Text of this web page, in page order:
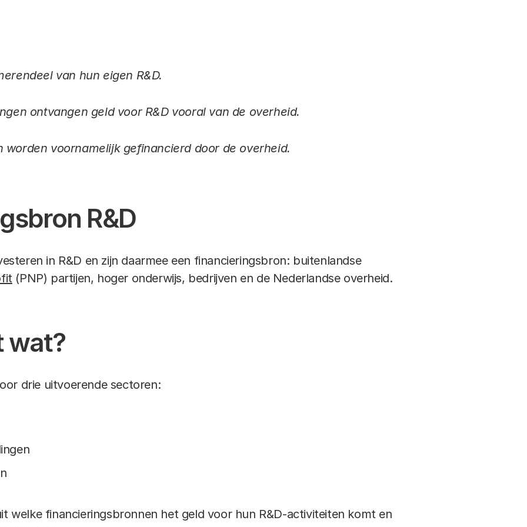
van hun eigen R&D.
ontvangen geld voor R&D vooral van de overheid.
worden voornamelijk gefinancierd door de overheid.
R&D
in R&D en zijn daarmee een financieringsbron: buitenlandse
(PNP) partijen, hoger onderwijs, bedrijven en de Nederlandse overheid.
wat?
drie uitvoerende sectoren:
welke financieringsbronnen het geld voor hun R&D-activiteiten komt en